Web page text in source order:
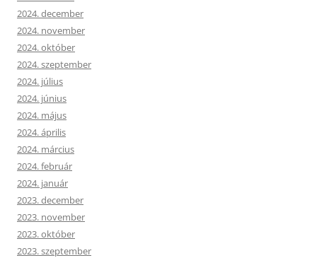
2024. december
2024. november
2024. október
2024. szeptember
2024. július
2024. június
2024. május
2024. április
2024. március
2024. február
2024. január
2023. december
2023. november
2023. október
2023. szeptember